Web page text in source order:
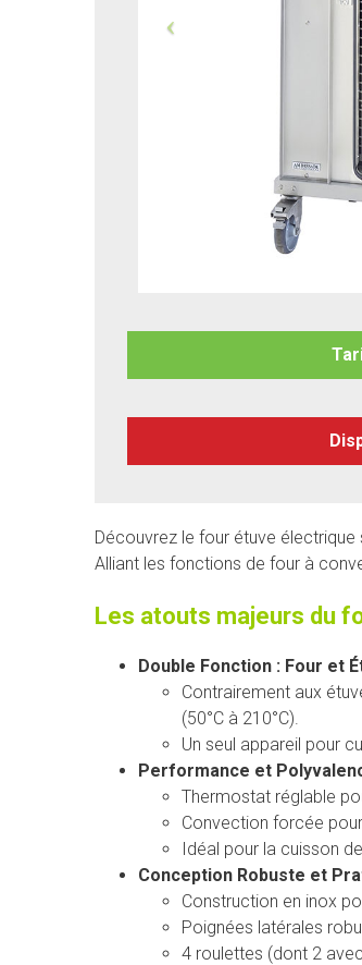
Découvrez le four étuve
Alliant les fonctions de four à
Les atouts majeurs du
Double Fonction : Four et
Contrairement aux
(50°C à 210°C).
Un seul appareil pour
Performance et
Thermostat réglable
Convection forcée
Idéal pour la cuisson
Conception Robuste et
Construction en inox
Poignées latérales
4 roulettes (dont 2